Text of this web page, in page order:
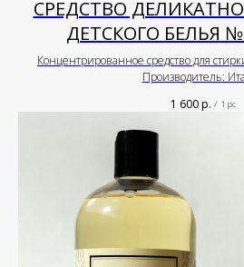
СРЕДСТВО
ДЕТСКОГО БЕЛЬЯ №
Концентрированное средство для
Производитель:
1 600р. / 1 pc